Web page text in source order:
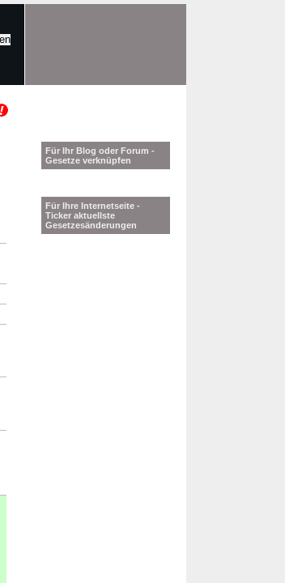
Für Ihr Blog oder Forum -
Gesetze verknüpfen
Für Ihre Internetseite -
Ticker aktuellste
Gesetzesänderungen